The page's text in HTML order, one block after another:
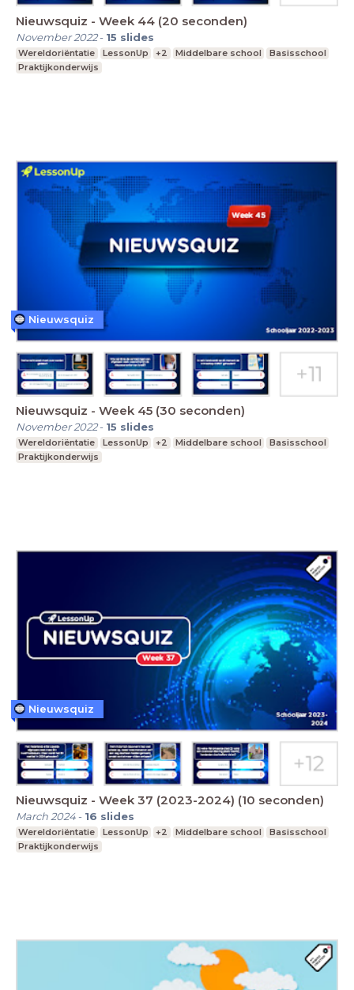
Nieuwsquiz - Week 44 (20 seconden)
November 2022- 15 slides
Wereldoriëntatie LessonUp +2 Middelbare school
Basisschool
Praktijkonderwijs
Nieuwsquiz - Week 45 (30 seconden)
November 2022- 15 slides
Wereldoriëntatie LessonUp +2 Middelbare school
Basisschool
Praktijkonderwijs
Nieuwsquiz
Nieuwsquiz - Week 37 (2023-2024) (10 seconden)
March 2024- 16 slides
Wereldoriëntatie LessonUp +2 Middelbare school
Basisschool
Praktijkonderwijs
Nieuwsquiz